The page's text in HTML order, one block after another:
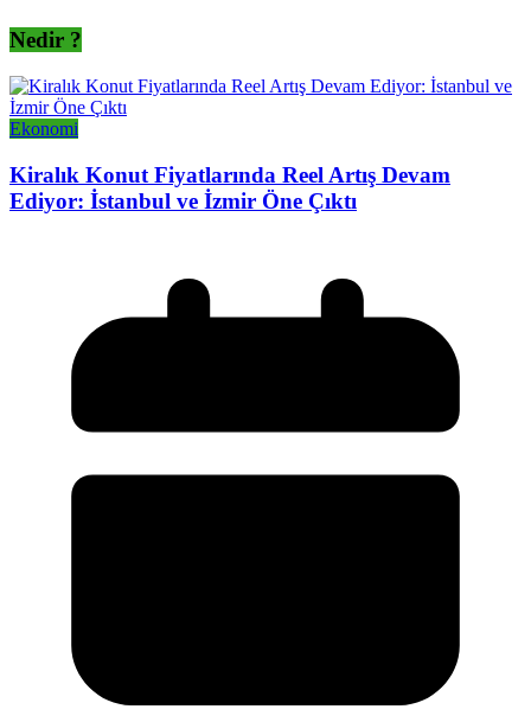
Nedir ?
Ekonomi
Kiralık Konut Fiyatlarında Reel Artış Devam
Ediyor: İstanbul ve İzmir Öne Çıktı